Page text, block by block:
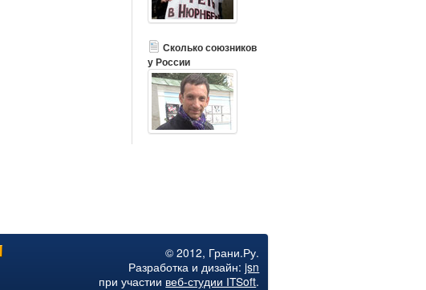
Сколько союзников
у России
США и Германия
согласовали
последние
© 2012, Грани.Ру.
Разработка и дизайн:jsn
при участии веб-студии ITSoft.